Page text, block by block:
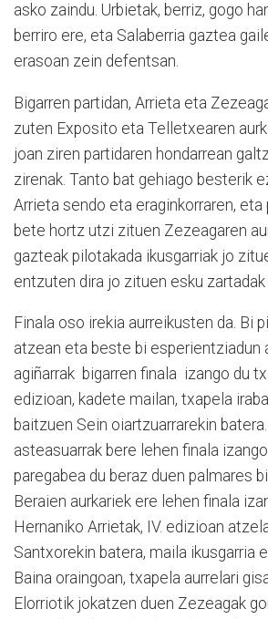
asko zaindu. Urbietak, berriz, gogo
berriro ere, eta Salaberria gaztea
erasoan zein defentsan.
Bigarren partidan, Arrieta eta
zuten Exposito eta Telletxearen
joan ziren partidaren hondarrean
zirenak. Tanto bat gehiago besterik
Arrieta sendo eta eraginkorraren,
bete hortz utzi zituen Zezeagaren
gazteak pilotakada ikusgarriak jo
entzuten dira jo zituen esku zartadak
Finala oso irekia aurreikusten da. Bi
atzean eta beste bi esperientziadun
agiñarrak bigarren finala izango du
edizioan, kadete mailan, txapela
baitzuen Sein oiartzuarrarekin
asteasuarrak bere lehen finala
paregabea du beraz duen palmares
Beraien aurkariek ere lehen finala
Hernaniko Arrietak, IV. edizioan
Santxorekin batera, maila ikusgarria
Baina oraingoan, txapela aurrelari
Elorriotik jokatzen duen Zezeagak